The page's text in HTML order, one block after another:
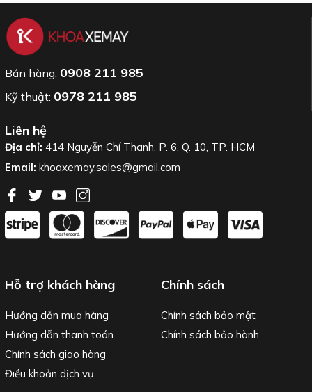
Bán hàng: 0908 211 985
Kỹ thuật: 0978 211 985
Liên hệ
Địa chỉ: 414 Nguyễn Chí Thanh, P. 6, Q. 10, TP. HCM
Email: khoaxemay.sales@gmail.com
Hỗ trợ khách hàng
Hướng dẫn mua hàng
Hướng dẫn thanh toán
Chính sách giao hàng
Điều khoản dịch vụ
Chính sách
Chính sách bảo mật
Chính sách bảo hành